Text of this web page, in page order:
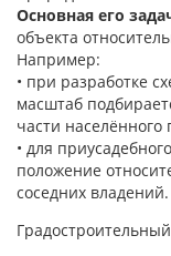
Основная его
объекта
Например:
• при разработке
масштаб
части населённого
• для
положение
соседних владений.